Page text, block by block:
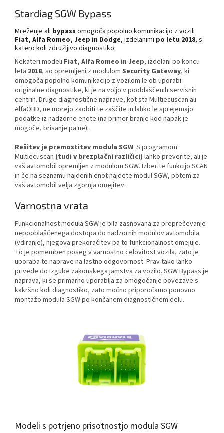
Stardiag SGW Bypass
Mreženje ali bypass omogoča popolno komunikacijo z vozili
Fiat, Alfa Romeo, Jeep in Dodge, izdelanimi po letu 2018, s
katero koli združljivo diagnostiko.
Nekateri modeli Fiat, Alfa Romeo in Jeep, izdelani po koncu
leta 2018, so opremljeni z modulom Security Gateway, ki
omogoča popolno komunikacijo z vozilom le ob uporabi
originalne diagnostike, ki je na voljo v pooblaščenih servisnih
centrih. Druge diagnostične naprave, kot sta Multiecuscan ali
AlfaOBD, ne morejo zaobiti te zaščite in lahko le sprejemajo
podatke iz nadzorne enote (na primer branje kod napak je
mogoče, brisanje pa ne).
Rešitev je premostitev modula SGW. S programom
Multiecuscan (tudi v brezplačni različici) lahko preverite, ali je
vaš avtomobil opremljen z modulom SGW. Izberite funkcijo SCAN
in če na seznamu najdenih enot najdete modul SGW, potem za
vaš avtomobil velja zgornja omejitev.
Varnostna vrata
Funkcionalnost modula SGW je bila zasnovana za preprečevanje
nepooblaščenega dostopa do nadzornih modulov avtomobila
(vdiranje), njegova prekoračitev pa to funkcionalnost omejuje.
To je pomemben poseg v varnostno celovitost vozila, zato je
uporaba te naprave na lastno odgovornost. Prav tako lahko
privede do izgube zakonskega jamstva za vozilo. SGW Bypass je
naprava, ki se primarno uporablja za omogočanje povezave s
kakršno koli diagnostiko, zato močno priporočamo ponovno
montažo modula SGW po končanem diagnostičnem delu.
Modeli s potrjeno prisotnostjo modula SGW